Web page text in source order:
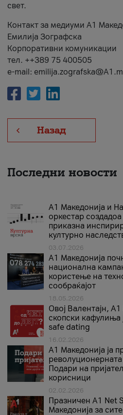
свет.
Контакт за медиуми А1
Емилија Зографска
Корпоративни комуникации
тел. ++389 75 400505
e-mail:
Назад
Последни новости
А1 Македонија и
оркестар
приказна
културно
03.07.2026
A1 Македонија
национална
користење на
сообраќајот
18.05.2026
Овој Валентајн,
скопски кафулиња
safe dating
16.02.2026
А1 Македонија ја
Подари на
корисници
02.02.2026
Празничен A1 Net
Македонија за